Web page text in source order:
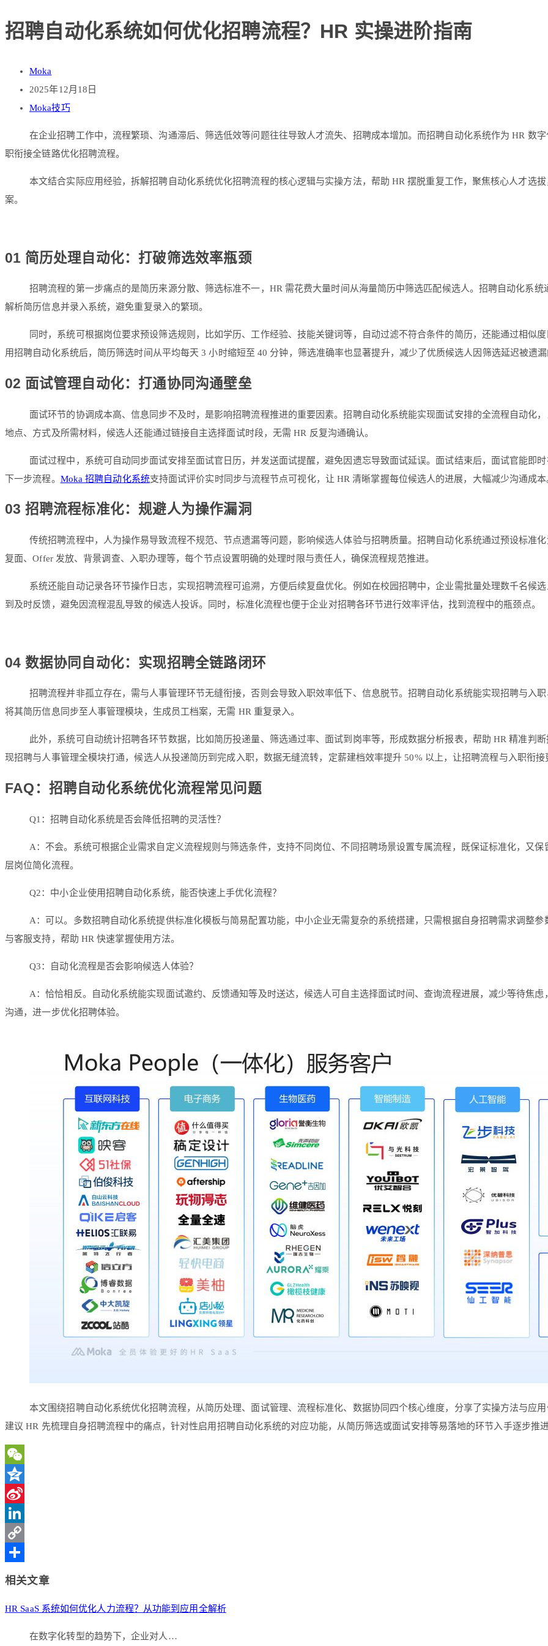
招聘自动化系统如何优化招聘流程？HR 实操进阶指南
Moka
2025年12月18日
Moka技巧
在企业招聘工作中，流程繁琐、沟通滞后、筛选低效等问题往往导致人才流失、招聘成本增加。而招聘自动化系统作为 HR 数
职衔接全链路优化招聘流程。
本文结合实际应用经验，拆解招聘自动化系统优化招聘流程的核心逻辑与实操方法，帮助 HR 摆脱重复工作，聚焦核心人才选
案。
01 简历处理自动化：打破筛选效率瓶颈
招聘流程的第一步痛点的是简历来源分散、筛选标准不一，HR 需花费大量时间从海量简历中筛选匹配候选人。招聘自动化系
解析简历信息并录入系统，避免重复录入的繁琐。
同时，系统可根据岗位要求预设筛选规则，比如学历、工作经验、技能关键词等，自动过滤不符合条件的简历，还能通过相似
用招聘自动化系统后，简历筛选时间从平均每天 3 小时缩短至 40 分钟，筛选准确率也显著提升，减少了优质候选人因筛选延迟被遗
02 面试管理自动化：打通协同沟通壁垒
面试环节的协调成本高、信息同步不及时，是影响招聘流程推进的重要因素。招聘自动化系统能实现面试安排的全流程自动化
地点、方式及所需材料，候选人还能通过链接自主选择面试时段，无需 HR 反复沟通确认。
面试过程中，系统可自动同步面试安排至面试官日历，并发送面试提醒，避免因遗忘导致面试延误。面试结束后，面试官能即
下一步流程。 Moka 招聘自动化系统支持面试评价实时同步与流程节点可视化，让 HR 清晰掌握每位候选人的进展，大幅减少沟通成本
03 招聘流程标准化：规避人为操作漏洞
传统招聘流程中，人为操作易导致流程不规范、节点遗漏等问题，影响候选人体验与招聘质量。招聘自动化系统通过预设标准
复面、Offer 发放、背景调查、入职办理等，每个节点设置明确的处理时限与责任人，确保流程规范推进。
系统还能自动记录各环节操作日志，实现招聘流程可追溯，方便后续复盘优化。例如在校园招聘中，企业需批量处理数千名候
到及时反馈，避免因流程混乱导致的候选人投诉。同时，标准化流程也便于企业对招聘各环节进行效率评估，找到流程中的瓶颈点。
04 数据协同自动化：实现招聘全链路闭环
招聘流程并非孤立存在，需与人事管理环节无缝衔接，否则会导致入职效率低下、信息脱节。招聘自动化系统能实现招聘与入
将其简历信息同步至人事管理模块，生成员工档案，无需 HR 重复录入。
此外，系统可自动统计招聘各环节数据，比如简历投递量、筛选通过率、面试到岗率等，形成数据分析报表，帮助 HR 精准判
现招聘与人事管理全模块打通，候选人从投递简历到完成入职，数据无缝流转，定薪建档效率提升 50% 以上，让招聘流程与入职衔接
FAQ：招聘自动化系统优化流程常见问题
Q1：招聘自动化系统是否会降低招聘的灵活性？
A：不会。系统可根据企业需求自定义流程规则与筛选条件，支持不同岗位、不同招聘场景设置专属流程，既保证标准化，又
层岗位简化流程。
Q2：中小企业使用招聘自动化系统，能否快速上手优化流程？
A：可以。多数招聘自动化系统提供标准化模板与简易配置功能，中小企业无需复杂的系统搭建，只需根据自身招聘需求调整
与客服支持，帮助 HR 快速掌握使用方法。
Q3：自动化流程是否会影响候选人体验？
A：恰恰相反。自动化系统能实现面试邀约、反馈通知等及时送达，候选人可自主选择面试时间、查询流程进展，减少等待焦
沟通，进一步优化招聘体验。
本文围绕招聘自动化系统优化招聘流程，从简历处理、面试管理、流程标准化、数据协同四个核心维度，分享了实操方法与应
建议 HR 先梳理自身招聘流程中的痛点，针对性启用招聘自动化系统的对应功能，从简历筛选或面试安排等易落地的环节入手逐步推
WeChat
Qzone
Sina
Weibo
LinkedIn
Copy
相关文章
HR SaaS 系统如何优化人力流程？从功能到应用全解析
在数字化转型的趋势下，企业对人…